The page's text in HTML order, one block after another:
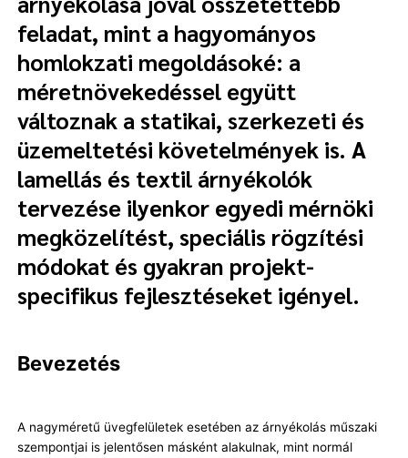
feladat, mint a hagyományos
homlokzati megoldásoké: a
méretnövekedéssel együtt
változnak a statikai, szerkezeti és
üzemeltetési követelmények is. A
lamellás és textil árnyékolók
tervezése ilyenkor egyedi mérnöki
megközelítést, speciális rögzítési
módokat és gyakran projekt-
specifikus fejlesztéseket igényel.
Bevezetés
A nagyméretű üvegfelületek esetében az árnyékolás műszaki
szempontjai is jelentősen másként alakulnak, mint normál